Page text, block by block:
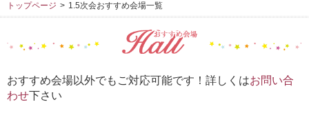
トップページ > 1.5次会おすすめ会場一覧
おすすめ会場以外でもご対応可能です！詳しくはお問い合
わせ下さい